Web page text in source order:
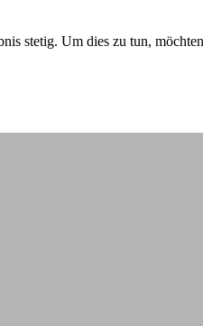
stetig. Um dies zu tun,